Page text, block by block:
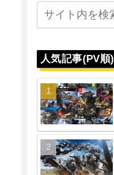
人気記事(PV順)